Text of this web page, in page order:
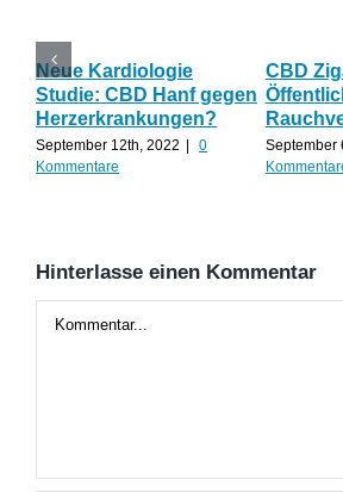
Neue Kardiologie
Studie: CBD Hanf gegen
Herzerkrankungen?
September 12th, 2022 |
0
Kommentare
CBD
September
Hinterlasse einen Kommentar